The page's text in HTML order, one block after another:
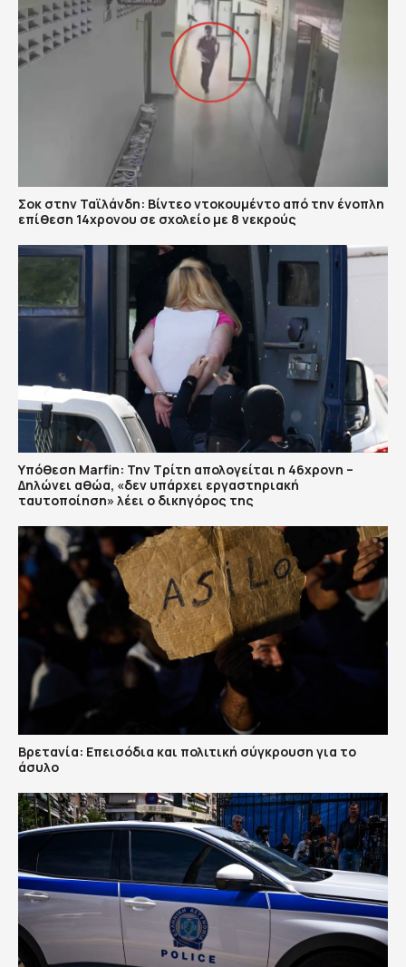
Σοκ στην Ταϊλάνδη: Βίντεο ντοκουμέντο από την ένοπλη
επίθεση 14χρονου σε σχολείο με 8 νεκρούς
Υπόθεση Marfin: Την Τρίτη απολογείται η 46χρονη –
Δηλώνει αθώα, «δεν υπάρχει εργαστηριακή
ταυτοποίηση» λέει ο δικηγόρος της
Βρετανία: Επεισόδια και πολιτική σύγκρουση για το
άσυλο